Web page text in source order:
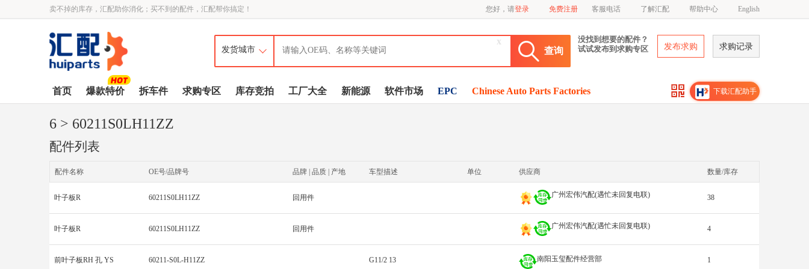
卖不掉的库存，汇配助你消化；买不到的配件，汇配帮你搞定！ 您好，请登录 免费注册 客服电话 了解汇配 帮助中心 English
查询
x
没找到想要的配件？
试试发布到求购专区
发布求购 求购记录
首页 爆款特价 拆车件 求购专区 库存竞拍 工厂大全 新能源 软件市场 EPC Chinese Auto Parts Factories 下载汇配助手
6 > 60211S0LH11ZZ
配件列表
配件名称 OE号/品牌号 品牌 | 品质 | 产地 车型描述 单位 供应商 数量/库存
叶子板R 60211S0LH11ZZ 回用件 广州宏伟汽配(遇忙未回复电联) 38
叶子板R 60211S0LH11ZZ 回用件 广州宏伟汽配(遇忙未回复电联) 4
前叶子板RH 孔 YS 60211-S0L-H11ZZ G11/2 13 南阳玉玺配件经营部 1